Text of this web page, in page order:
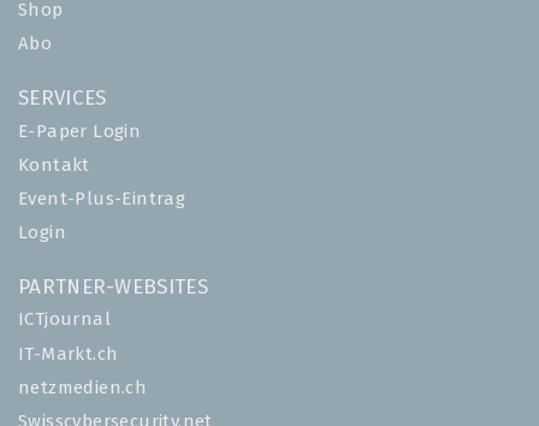
Shop
Abo
SERVICES
E-Paper Login
Kontakt
Event-Plus-Eintrag
Login
PARTNER-WEBSITES
ICTjournal
IT-Markt.ch
netzmedien.ch
Swisscybersecurity.net